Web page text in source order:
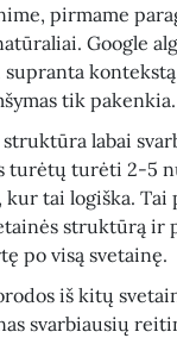
pirmame
Google
tik pakenkia.
labai
turėtų turėti 2-5
tai logiška. Tai
struktūrą ir
po visą svetainę.
iš kitų
svarbiausių